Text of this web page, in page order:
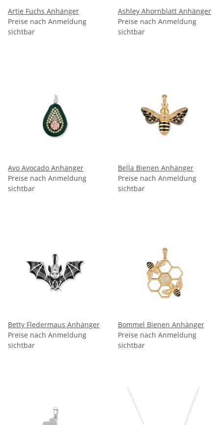
Artie Fuchs Anhänger
Preise nach Anmeldung
sichtbar
Ashley Ahornblatt Anhänger
Preise nach Anmeldung
sichtbar
Avo Avocado Anhänger
Preise nach Anmeldung
sichtbar
Bella Bienen Anhänger
Preise nach Anmeldung
sichtbar
Betty Fledermaus Anhänger
Preise nach Anmeldung
sichtbar
Bommel Bienen Anhänger
Preise nach Anmeldung
sichtbar